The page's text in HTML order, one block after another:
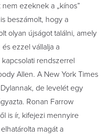
ezeknek a „kínos”
beszámolt, hogy a
olyan újságot találni, amely
ezzel vállalja a
rendszerrel
Allen. A New York Times
de levelét egy
Ronan Farrow
is ír, kifejezi mennyire
magát a